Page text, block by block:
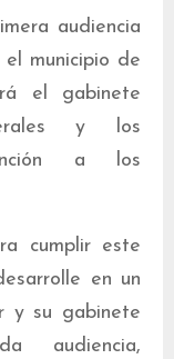
audiencia
municipio de
el gabinete
y los
a los
cumplir este
en un
y su gabinete
audiencia,